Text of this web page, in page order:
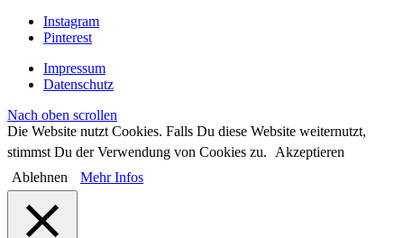
Instagram
Pinterest
Impressum
Datenschutz
Nach oben scrollen
Die Website nutzt Cookies. Falls Du diese Website weiternutzt,
stimmst Du der Verwendung von Cookies zu.
Akzeptieren
Ablehnen
Mehr Infos